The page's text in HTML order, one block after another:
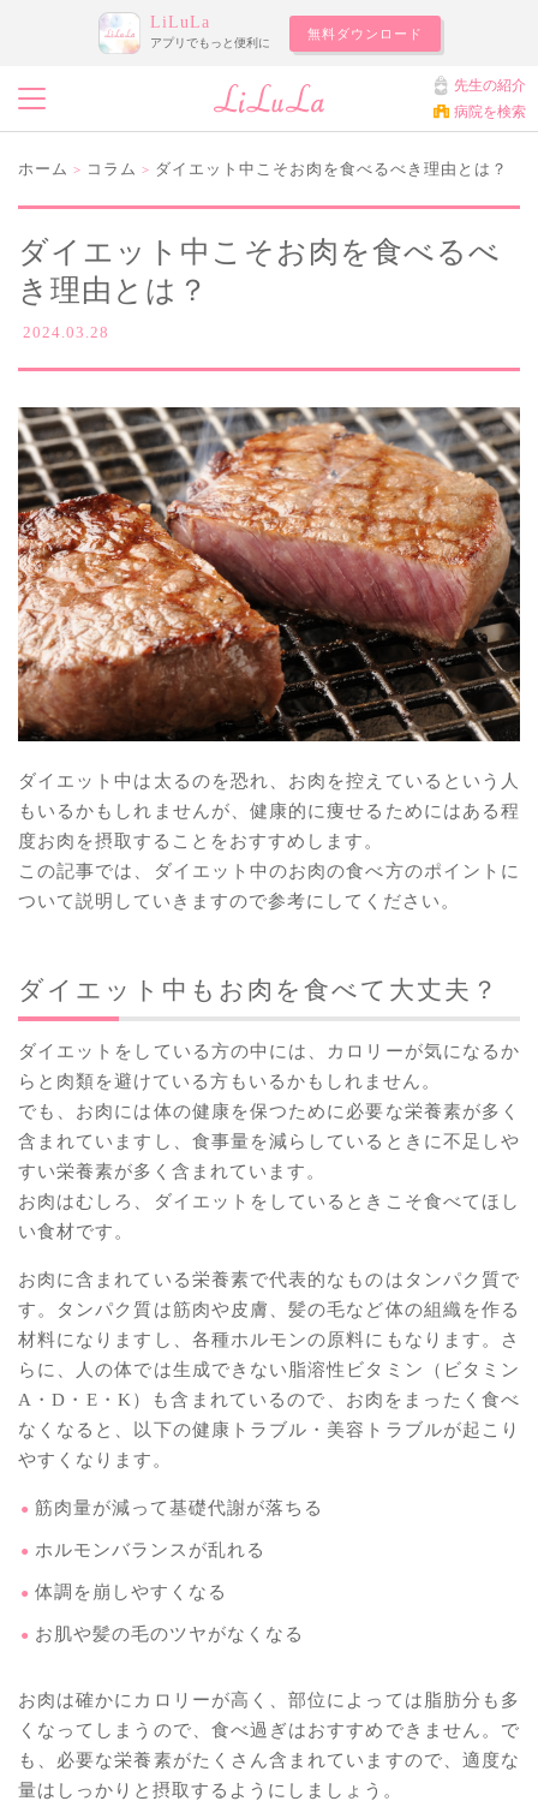
LiLuLa
アプリでもっと便利に
無料ダウンロード
先生の紹介
病院を検索
ホーム > コラム > ダイエット中こそお肉を食べるべき理由とは？
ダイエット中こそお肉を食べるべ
き理由とは？
2024.03.28
ダイエット中は太るのを恐れ、お肉を控えているという人
もいるかもしれませんが、健康的に痩せるためにはある程
度お肉を摂取することをおすすめします。
この記事では、ダイエット中のお肉の食べ方のポイントに
ついて説明していきますので参考にしてください。
ダイエット中もお肉を食べて大丈夫？
ダイエットをしている方の中には、カロリーが気になるか
らと肉類を避けている方もいるかもしれません。
でも、お肉には体の健康を保つために必要な栄養素が多く
含まれていますし、食事量を減らしているときに不足しや
すい栄養素が多く含まれています。
お肉はむしろ、ダイエットをしているときこそ食べてほし
い食材です。
お肉に含まれている栄養素で代表的なものはタンパク質で
す。タンパク質は筋肉や皮膚、髪の毛など体の組織を作る
材料になりますし、各種ホルモンの原料にもなります。さ
らに、人の体では生成できない脂溶性ビタミン（ビタミン
A・D・E・K）も含まれているので、お肉をまったく食べ
なくなると、以下の健康トラブル・美容トラブルが起こり
やすくなります。
筋肉量が減って基礎代謝が落ちる
ホルモンバランスが乱れる
体調を崩しやすくなる
お肌や髪の毛のツヤがなくなる
お肉は確かにカロリーが高く、部位によっては脂肪分も多
くなってしまうので、食べ過ぎはおすすめできません。で
も、必要な栄養素がたくさん含まれていますので、適度な
量はしっかりと摂取するようにしましょう。